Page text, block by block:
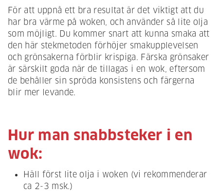
För att uppnå ett bra resultat är det viktigt att du
har bra värme på woken, och använder så lite olja
som möjligt. Du kommer snart att kunna smaka att
den här stekmetoden förhöjer smakupplevelsen
och grönsakerna förblir krispiga. Färska grönsaker
är särskilt goda när de tillagas i en wok, eftersom
de behåller sin spröda konsistens och färgerna
blir mer levande.
Hur man snabbsteker i en
wok:
Häll först lite olja i woken (vi rekommenderar
ca 2-3 msk.)